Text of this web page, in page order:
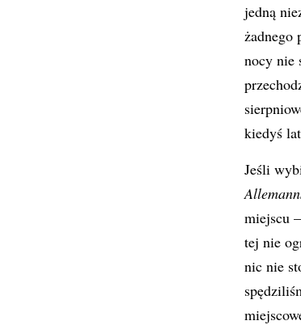
jedną
żadnego
nocy nie
kiedyś
Jeśli
miejscu
tej nie
nic nie